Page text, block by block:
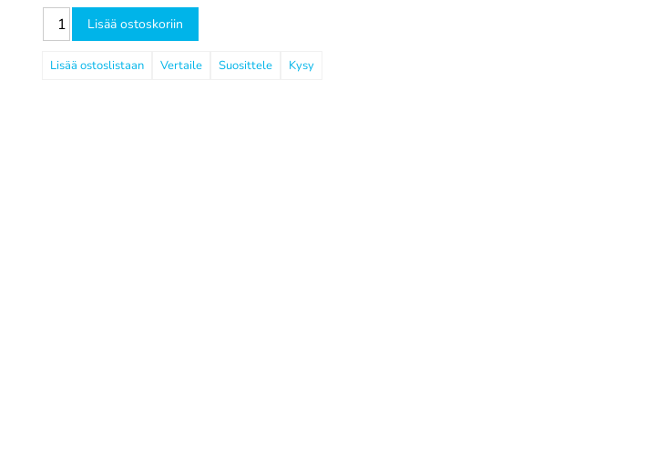
Lisää ostoskoriin
Vertaile Suosittele Kysy